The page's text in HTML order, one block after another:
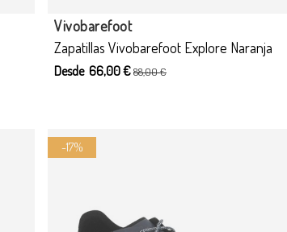
Zapatillas Vivobarefoot Explore Naranja
Vivobarefoot
Desde 66,00 €88,00 €
-17%